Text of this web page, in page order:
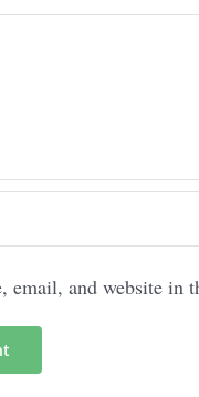
email, and website in